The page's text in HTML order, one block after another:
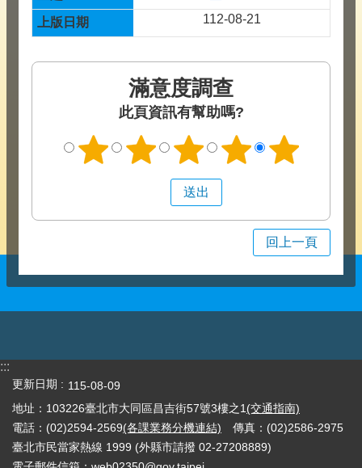
112-08-21
滿意度調查
此頁資訊有幫助嗎?
回上一頁
:::
更新日期
115-08-09
地址：103226臺北市大同區昌吉街57號3樓之1 (交通指南)
電話：(02)2594-2569(各課業務分機連結) 傳真：(02)2586-2975
臺北市民當家熱線 1999 (外縣市請撥 02-27208889)